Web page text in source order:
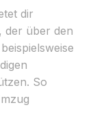
dir
der über den
So